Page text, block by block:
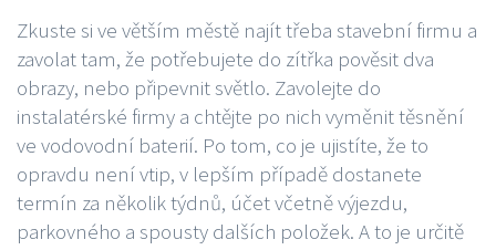
Zkuste si ve větším městě najít třeba stavební firmu a
zavolat tam, že potřebujete do zítřka pověsit dva
obrazy, nebo připevnit světlo. Zavolejte do
instalatérské firmy a chtějte po nich vyměnit těsnění
ve vodovodní baterií. Po tom, co je ujistíte, že to
opravdu není vtip, v lepším případě dostanete
termín za několik týdnů, účet včetně výjezdu,
parkovného a spousty dalších položek. A to je určitě